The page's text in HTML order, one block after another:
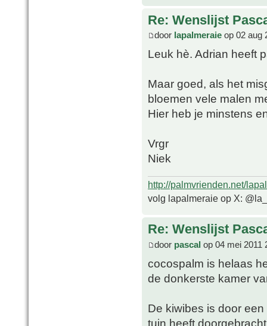
Re: Wenslijst
door lapalmeraie op 02 aug
Leuk hè. Adrian heeft
Maar goed, als het
bloemen vele malen
Hier heb je minstens
Vrgr
Niek
http://palmvrienden.net/
volg lapalmeraie op X:
Re: Wenslijst
door pascal op 04 mei 2011
cocospalm is helaas
de donkerste kamer
De kiwibes is door
tuin heeft